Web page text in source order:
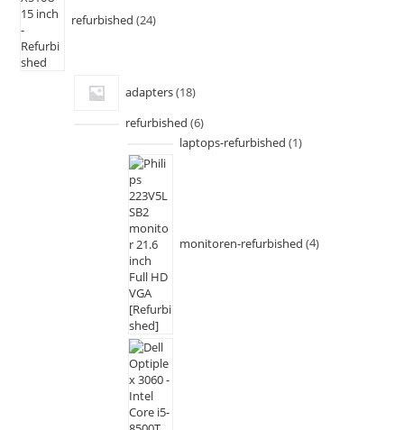
refurbished 24
adapters 18
refurbished 6
laptops-refurbished 1
monitoren-refurbished 4